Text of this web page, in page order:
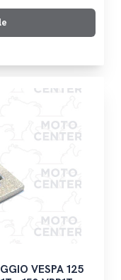
VESPA 125